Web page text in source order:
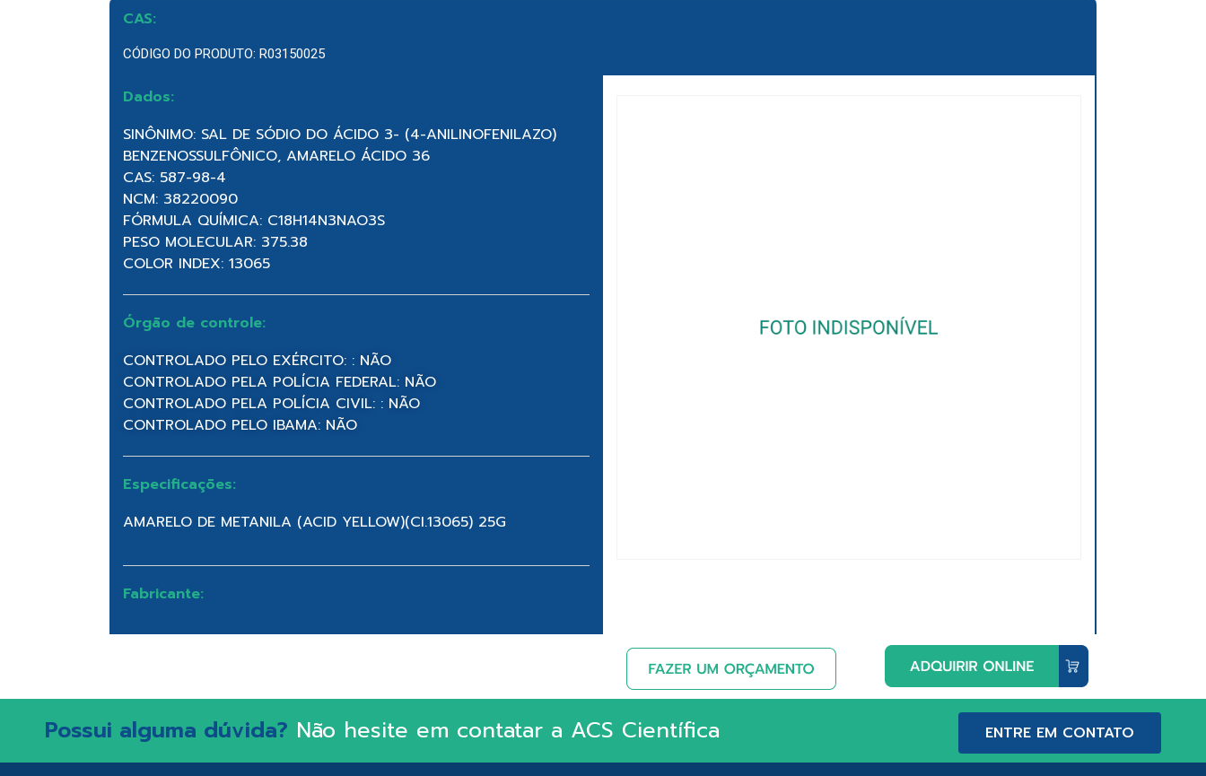
CAS:
CÓDIGO DO PRODUTO: R03150025
Dados:
SINÔNIMO: SAL DE SÓDIO DO ÁCIDO 3- (4-ANILINOFENILAZO)
BENZENOSSULFÔNICO, AMARELO ÁCIDO 36
CAS: 587-98-4
NCM: 38220090
FÓRMULA QUÍMICA: C18H14N3NAO3S
PESO MOLECULAR: 375.38
COLOR INDEX: 13065
Órgão de controle:
CONTROLADO PELO EXÉRCITO: : NÃO
CONTROLADO PELA POLÍCIA FEDERAL: NÃO
CONTROLADO PELA POLÍCIA CIVIL: : NÃO
CONTROLADO PELO IBAMA: NÃO
Especificações:
AMARELO DE METANILA (ACID YELLOW)(CI.13065) 25G
Fabricante:
Possui alguma dúvida? Não hesite em contatar a ACS Científica ENTRE EM CONTATO